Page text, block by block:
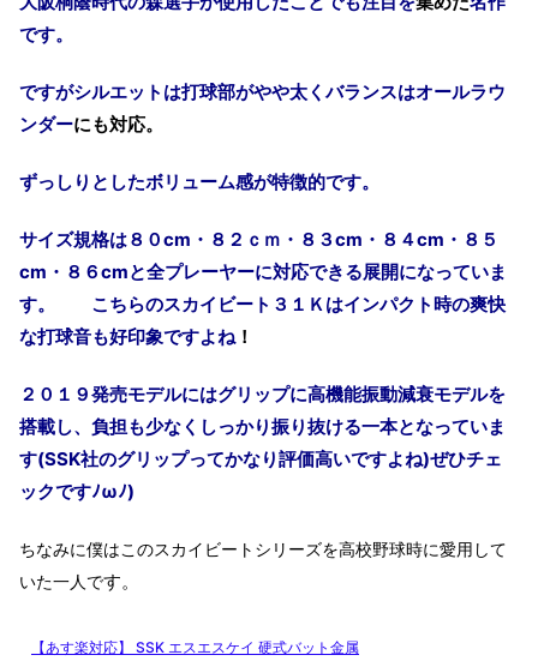
です。
ですがシルエットは打球部がやや太くバランスはオールラウ
ンダーにも対応。
ずっしりとしたボリューム感が特徴的です。
サイズ規格は８０cm ・８２ｃｍ・８３cm ・８４cm ・８５
cm ・８６cmと全プレーヤーに対応できる展開になっていま
す。 こちらのスカイビート３１Ｋはインパクト時の爽快
な打球音も好印象ですよね ！
２０１９発売モデルにはグリップに高機能振動減衰モデルを
搭載し、負担も少なくしっかり振り抜ける一本となっていま
す(SSK社のグリップってかなり評価高いですよね)ぜひチェ
ックですﾉωﾉ)
ちなみに僕はこのスカイビートシリーズを高校野球時に愛用して
いた一人です。
【あす楽対応】 SSK エスエスケイ 硬式バット金属